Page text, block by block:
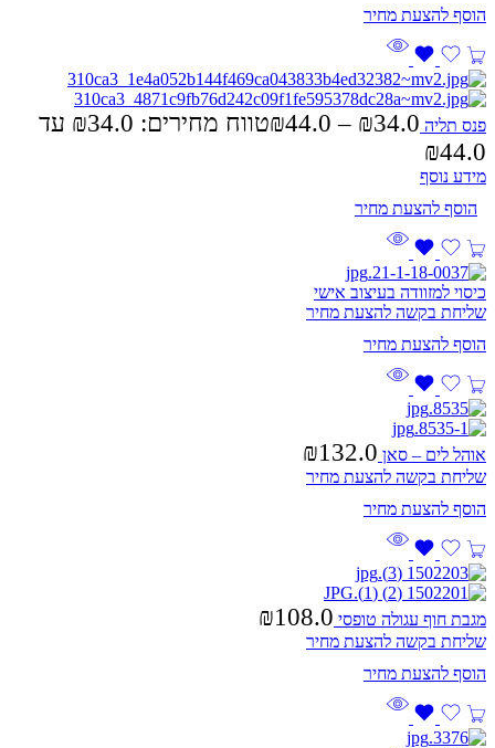
פנס תליה ₪34.0
–
₪44.0
טווח מחירים: ⁦₪34.0⁩ עד
מידע נוסף
כיסוי למזוודה בעיצוב אישי
שליחת בקשה להצעת מחיר
אוהל לים – סאן ₪132.0
שליחת בקשה להצעת מחיר
מגבת חוף עגולה טופסי ₪108.0
שליחת בקשה להצעת מחיר